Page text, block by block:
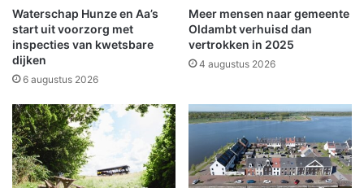
d
e
n
n
a
t
e
e
k
i
b
o
t
s
i
g
m
e
t
b
Waterschap Hunze en Aa’s
start uit voorzorg met
inspecties van kwetsbare
dijken
6 augustus 2026
Meer mensen naar gemeente
Oldambt verhuisd dan
vertrokken in 2025
4 augustus 2026